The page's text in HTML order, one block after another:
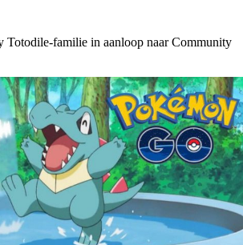
Totodile-familie in aanloop naar Community